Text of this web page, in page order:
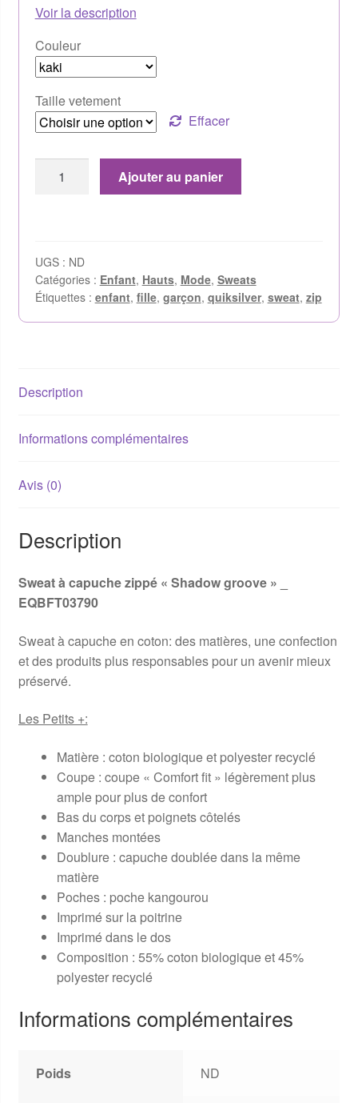
Voir la description
Couleur
Taille vetement
Effacer
Ajouter au panier
UGS : ND
Catégories : Enfant, Hauts, Mode, Sweats
Étiquettes : enfant, fille, garçon, quiksilver, sweat, zip
Description
Informations complémentaires
Avis (0)
Description
Sweat à capuche zippé « Shadow groove » _
EQBFT03790
Sweat à capuche en coton: des matières, une confection
et des produits plus responsables pour un avenir mieux
préservé.
Les Petits +:
Matière : coton biologique et polyester recyclé
Coupe : coupe « Comfort fit » légèrement plus
ample pour plus de confort
Bas du corps et poignets côtelés
Manches montées
Doublure : capuche doublée dans la même
matière
Poches : poche kangourou
Imprimé sur la poitrine
Imprimé dans le dos
Composition : 55% coton biologique et 45%
polyester recyclé
Informations complémentaires
Poids ND